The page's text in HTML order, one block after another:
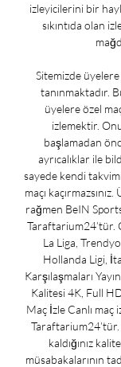
izleyicilerini bir
sıkıntıda olan
Sitemizde üyelere
tanınmaktadır.
üyelere özel
izlemektir.
başlamadan
ayrıcalıklar ile
sayede kendi
maçı
rağmen BeIN
Taraftarium24’tür.
La Liga,
Hollanda Ligi,
Karşılaşmaları
Kalitesi 4K, Full
Maç İzle Canlı maç
kaldığınız
müsabakalarının